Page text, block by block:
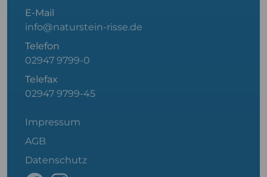
E-Mail
info@naturstein-risse.de
Telefon
02947 9799-0
Telefax
02947 9799-45
Impressum
AGB
Datenschutz